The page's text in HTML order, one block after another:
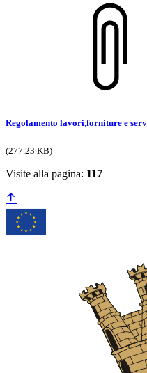
Regolamento lavori,forniture e
(277.23 KB)
Visite alla pagina: 117